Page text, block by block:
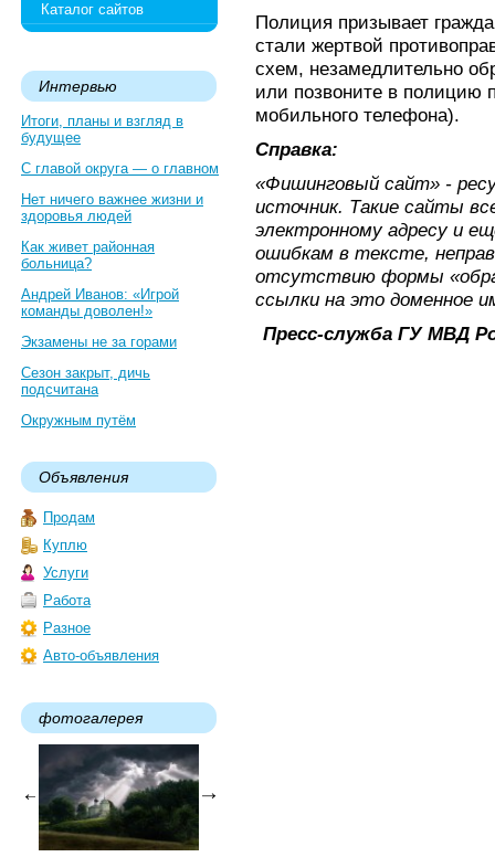
Каталог сайтов
Интервью
Итоги, планы и взгляд в
будущее
С главой округа — о главном
Нет ничего важнее жизни и
здоровья людей
Как живет районная
больница?
Андрей Иванов: «Игрой
команды доволен!»
Экзамены не за горами
Сезон закрыт, дичь
подсчитана
Окружным путём
Объявления
Продам
Куплю
Услуги
Работа
Разное
Авто-объявления
фотогалерея
Полиция призывает
стали жертвой
схем, незамедлительно
или позвоните в полицию
мобильного телефона).
Справка:
«Фишинговый сайт» -
источник. Такие сайты
электронному адресу и
ошибкам в тексте,
отсутствию формы
ссылки на это доменное
Пресс-служба ГУ МВД